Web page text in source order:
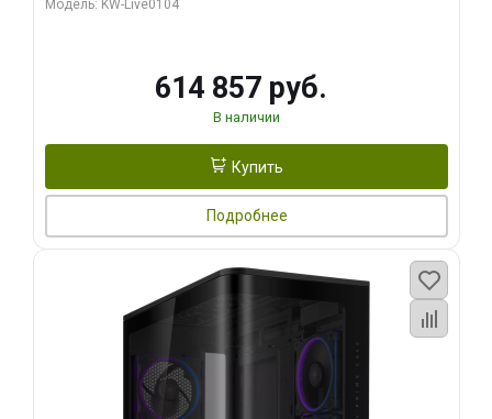
Модель: KW-Live0104
614 857 руб.
В наличии
Купить
Подробнее